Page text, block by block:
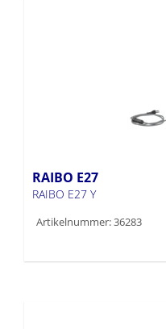
RAIBO E27
RAIBO E27 Y
Artikelnummer: 36283